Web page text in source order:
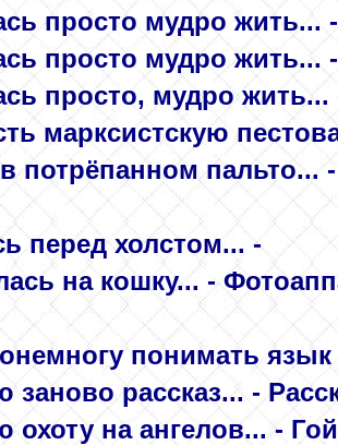
просто мудро жить... -
просто мудро жить...
просто, мудро жить...
марксистскую
потрёпанном
перед холстом... -
на кошку... -
понимать
заново рассказ... -
охоту на ангелов... -